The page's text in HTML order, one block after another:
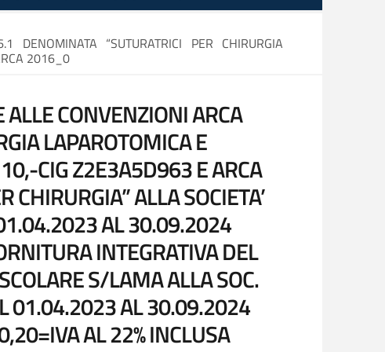
“SUTURATRICI PER CHIRURGIA
2016_0
CONVENZIONI ARCA
LAPAROTOMICA E
CIG Z2E3A5D963 E ARCA
ALLA SOCIETA’
AL 30.09.2024
INTEGRATIVA DEL
S/LAMA ALLA SOC.
01.04.2023 AL 30.09.2024
AL 22% INCLUSA